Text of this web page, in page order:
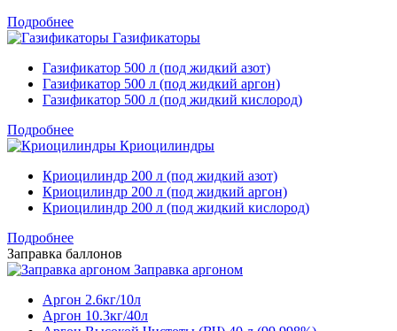
Подробнее
Газификаторы
Газификатор 500 л (под жидкий азот)
Газификатор 500 л (под жидкий аргон)
Газификатор 500 л (под жидкий кислород)
Подробнее
Криоцилиндры
Криоцилиндр 200 л (под жидкий азот)
Криоцилиндр 200 л (под жидкий аргон)
Криоцилиндр 200 л (под жидкий кислород)
Подробнее
Заправка баллонов
Заправка аргоном
Аргон 2.6кг/10л
Аргон 10.3кг/40л